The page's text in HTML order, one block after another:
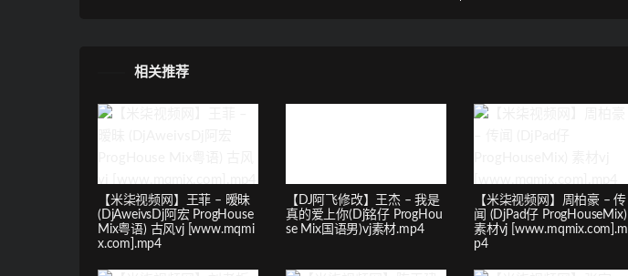
相关推荐
【米柒视频网】王菲 – 暧昧
(DjAweivsDj阿宏 ProgHouse
Mix粤语) 古风vj [www.mqmi
x.com].mp4
【DJ阿飞修改】王杰 – 我是
真的爱上你(Dj铭仔 ProgHou
se Mix国语男)vj素材.mp4
【米柒视频网】周柏豪 – 传
闻 (DjPad仔 ProgHouseMix)
素材vj [www.mqmix.com].m
p4